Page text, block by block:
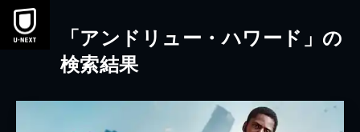
本文へスキップ
「アンドリュー・ハワード」の
検索結果